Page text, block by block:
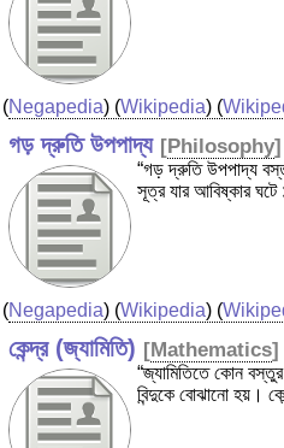
(Negapedia) (Wikipedia) (
গড় দ্রুতি উপপাদ্য [Philosophy]
“গড় দ্রুতি উপপাদ্য
সূত্র যার আবিষ্কার
(Negapedia) (Wikipedia) (
কেন্দ্র (জ্যামিতি) [Mathematics]
“জ্যামিতিতে কোন বস্তুর
বিন্দুকে বোঝানো হয়।